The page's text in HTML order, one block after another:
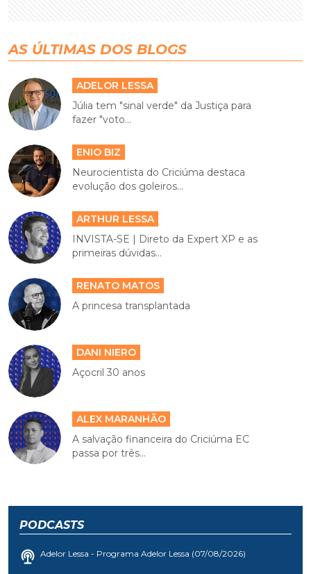
AS ÚLTIMAS DOS BLOGS
ADELOR LESSA
Júlia tem "sinal verde" da Justiça para
fazer "voto...
ENIO BIZ
Neurocientista do Criciúma destaca
evolução dos goleiros...
ARTHUR LESSA
INVISTA-SE | Direto da Expert XP e as
primeiras dúvidas...
RENATO MATOS
A princesa transplantada
DANI NIERO
Açocril 30 anos
ALEX MARANHÃO
A salvação financeira do Criciúma EC
passa por três...
PODCASTS
Adelor Lessa - Programa Adelor Lessa (07/08/2026)